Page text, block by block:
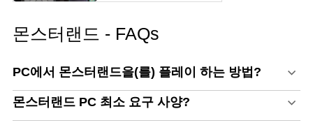
몬스터랜드 - FAQs
PC에서 몬스터랜드을(를) 플레이 하는 방법?
몬스터랜드 PC 최소 요구 사양?